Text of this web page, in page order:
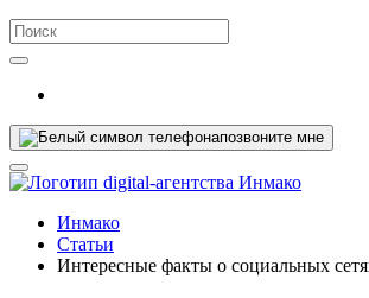
позвоните мне
Инмако
Статьи
Интересные факты о социальных